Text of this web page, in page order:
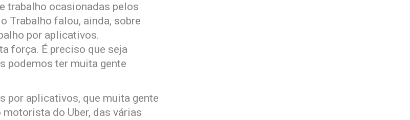
trabalho ocasionadas pelos
Trabalho falou, ainda, sobre
por aplicativos.
força. É preciso que seja
podemos ter muita gente
por aplicativos, que muita gente
do Uber, das várias